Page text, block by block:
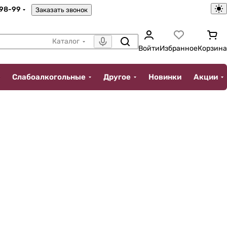
99 Заказать звонок
Каталог
ВойтиИзбранноеКорзина
Слабоалкогольные Другое Новинки Акции